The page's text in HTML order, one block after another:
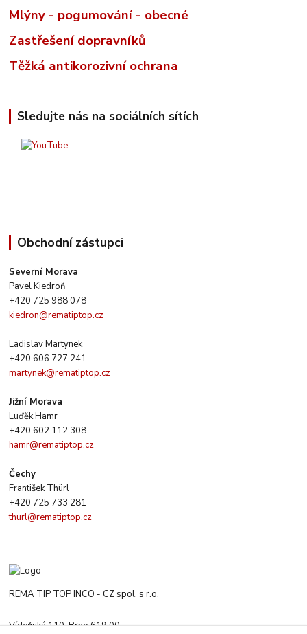
Mlýny - pogumování - obecné
Zastřešení dopravníků
Těžká antikorozivní ochrana
Sledujte nás na sociálních sítích
Obchodní zástupci
Severní Morava
Pavel Kiedroň
+420 725 988 078
kiedron@rematiptop.cz
Ladislav Martynek
+420 606 727 241
martynek@rematiptop.cz
Jižní Morava
Luďěk Hamr
+420 602 112 308
hamr@rematiptop.cz
Čechy
František Thürl
+420 725 733 281
thurl@rematiptop.cz
REMA TIP TOP INCO - CZ spol. s r.o.
Vídeňská 110, Brno 619 00